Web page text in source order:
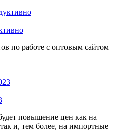
по работе с оптовым сайтом
повышение цен как на
и, тем более, на импортные